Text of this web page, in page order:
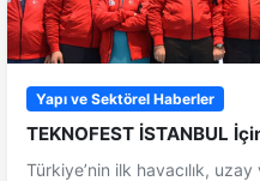
Yapı ve Sektörel Haberler
TEKNOFEST İSTANBUL
Türkiye’nin ilk havacılık,